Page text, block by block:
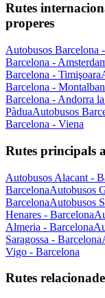
Rutes
properes
Autobusos Barcelona
Barcelona -
Barcelona - Timişoara
Barcelona - Montalban
Barcelona - Andorra
PàduaAutobusos
Barcelona - Viena
Rutes principals
Autobusos Alacant -
BarcelonaAutobusos
BarcelonaAutobusos
Henares - Barcelona
Almeria - Barcelona
Saragossa - Barcelona
Vigo - Barcelona
Rutes